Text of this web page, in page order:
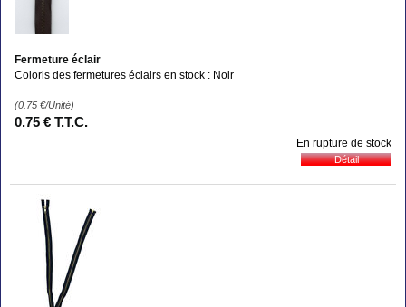
Fermeture éclair
Coloris des fermetures éclairs en stock : Noir
(0.75 €/Unité)
0.75 € T.T.C.
En rupture de stock